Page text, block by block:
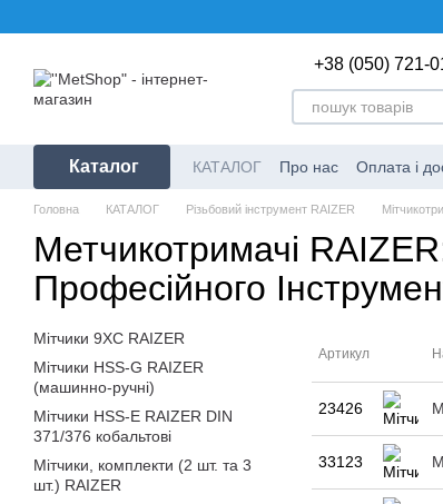
+38 (050) 721-
Каталог КАТАЛОГ Про нас Оплата і
Головна КАТАЛОГ Різьбовий інструмент RAIZER
Метчикотримачі
Професійного
Артикул
23426
33123
Мітчики 9ХС RAIZER
Мітчики HSS-G RAIZER
(машинно-ручні)
Мітчики HSS-E RAIZER DIN
371/376 кобальтові
Мітчики, комплекти (2 шт. та 3
шт.) RAIZER